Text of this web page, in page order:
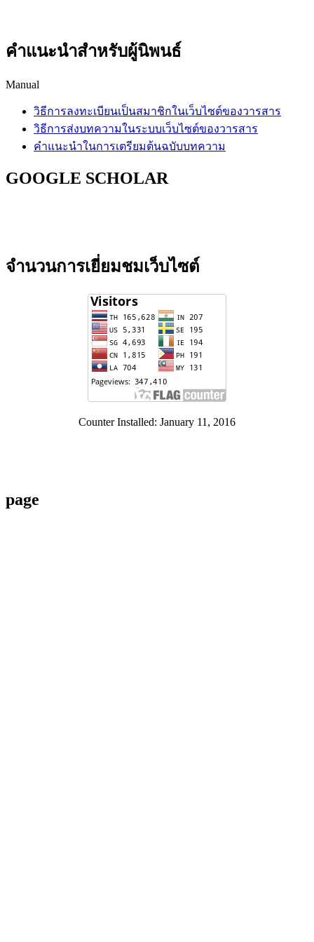
คำแนะนำสำหรับผู้นิพนธ์
Manual
วิธีการลงทะเบียนเป็นสมาชิกในเว็บไซต์ของวารสาร
วิธีการส่งบทความในระบบเว็บไซต์ของวารสาร
คำแนะนำในการเตรียมต้นฉบับบทความ
GOOGLE SCHOLAR
จำนวนการเยี่ยมชมเว็บไซต์
Counter Installed: January 11, 2016
page